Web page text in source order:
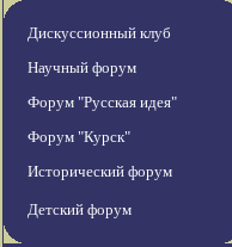
Дискуссионный клуб
Научный форум
Форум "Русская идея"
Форум "Курск"
Исторический форум
Детский форум